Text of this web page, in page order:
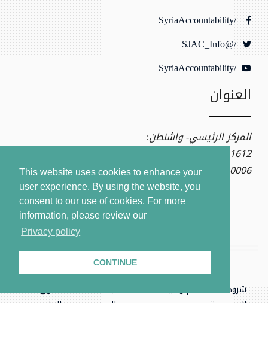
This website uses cookies to enhance your
user experience. By using the website, you
consent to our use of cookies. For more
information, please review our
Privacy policy
CONTINUE
/SyriaAccountability
/@SJAC_Info
/SyriaAccountability
العنوان
المركز الرئيسي- واشنطن:
1612 K St NW, Ste 400
Washington, DC 20006
شروط الاستخدام وسياسة
الخصوصية
بيانات
الموقع
حقوق
النشر